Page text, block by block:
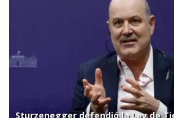
Sturzenegger defendió la Ley de